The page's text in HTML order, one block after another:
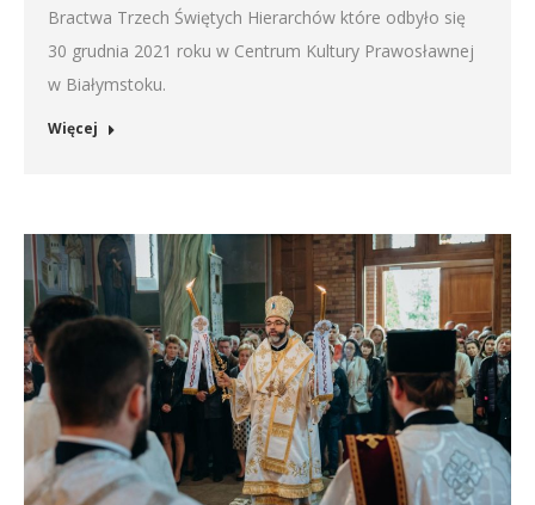
Bractwa Trzech Świętych Hierarchów które odbyło się
30 grudnia 2021 roku w Centrum Kultury Prawosławnej
w Białymstoku.
Więcej